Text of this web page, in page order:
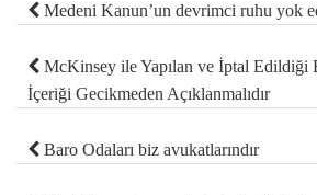
Medeni Kanun’un devrimci ruhu yok
McKinsey ile Yapılan ve İptal Edildiği
İçeriği Gecikmeden Açıklanmalıdır
Baro Odaları biz avukatlarındır